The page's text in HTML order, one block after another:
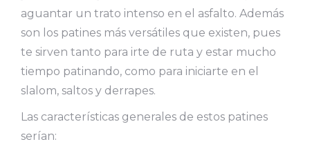
aguantar un trato intenso en el asfalto. Además
son los patines más versátiles que existen, pues
te sirven tanto para irte de ruta y estar mucho
tiempo patinando, como para iniciarte en el
slalom, saltos y derrapes.
Las características generales de estos patines
serían: